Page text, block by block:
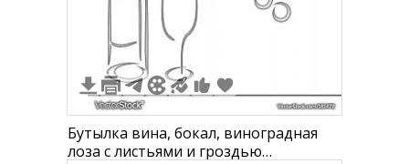
Бутылка вина, бокал, виноградная
лоза с листьями и гроздью